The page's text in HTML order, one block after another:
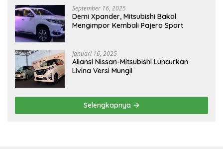
September 16, 2025
Demi Xpander, Mitsubishi Bakal
Mengimpor Kembali Pajero Sport
Januari 16, 2025
Aliansi Nissan-Mitsubishi Luncurkan
Livina Versi Mungil
Selengkapnya